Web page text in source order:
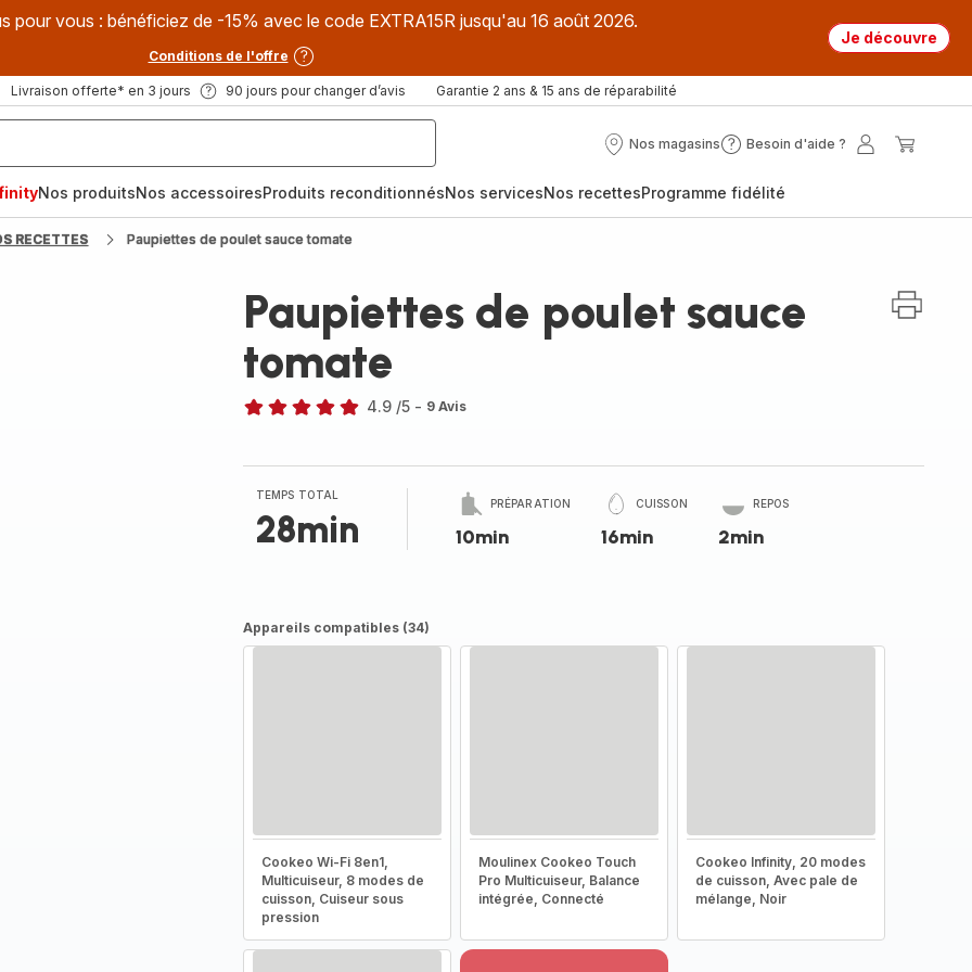
pour vous : bénéficiez de -15% avec le code EXTRA15R jusqu'au 16 août 2026.
Conditions de l'offre
Je découvre
Livraison offerte* en 3 jours 90 jours pour changer d’avis Garantie 2 ans & 15 ans de réparabilité
Nos magasins
Nos
Besoin d'aide ?
Besoin
?
Mon
Nos produitsNos accessoiresProduits reconditionnésNos servicesNos recettesProgramme fidélité
RECETTES Paupiettes de poulet sauce tomate
Paupiettes de poulet sauce
tomate
4.9 /5 - 9 Avis
TEMPS TOTAL
28min
PRÉPARATION
10min
CUISSON
16min
REPOS
2min
Appareils compatibles (34)
Cookeo Wi-Fi 8en1,
Multicuiseur, 8 modes de
cuisson, Cuiseur sous
pression
Moulinex Cookeo Touch
Pro Multicuiseur, Balance
intégrée, Connecté
Cookeo Infinity, 20 modes
de cuisson, Avec pale de
mélange, Noir